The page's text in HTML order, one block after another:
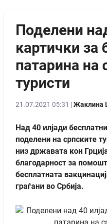
Поделени
картички за
патарина на
туристи
21.07.2021 05:31 |Жаклина
Над 40 илјади
поделени на српските
низ државата кон
благодарност за
бесплатната
граѓани во Србија.